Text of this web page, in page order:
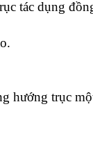
tác dụng
hướng trục